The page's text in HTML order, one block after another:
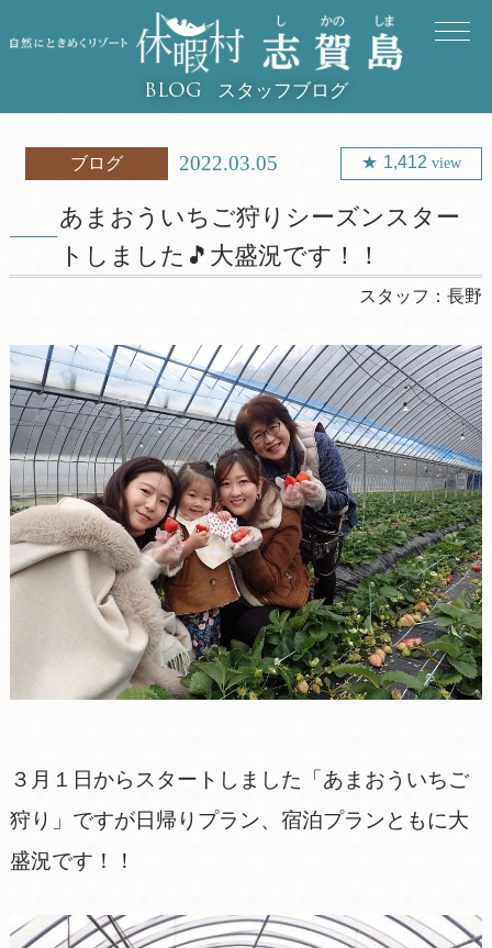
BLOG スタッフブログ
ブログ 2022.03.05 1,412view
あまおういちご狩りシーズンスター
トしました🎵大盛況です！！
スタッフ：長野
３月１日からスタートしました「あまおういちご
狩り」ですが日帰りプラン、宿泊プランともに大
盛況です！！